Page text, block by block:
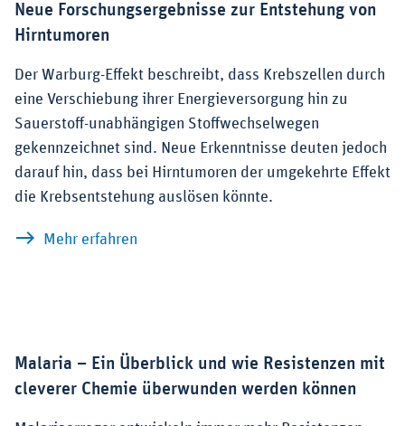
Neue Forschungsergebnisse zur Entstehung von
Hirntumoren
Der Warburg-Effekt beschreibt, dass Krebszellen durch
eine Verschiebung ihrer Energieversorgung hin zu
Sauerstoff-unabhängigen Stoffwechselwegen
gekennzeichnet sind. Neue Erkenntnisse deuten jedoch
darauf hin, dass bei Hirntumoren der umgekehrte Effekt
die Krebsentstehung auslösen könnte.
Mehr erfahren
Malaria – Ein Überblick und wie Resistenzen mit
cleverer Chemie überwunden werden können